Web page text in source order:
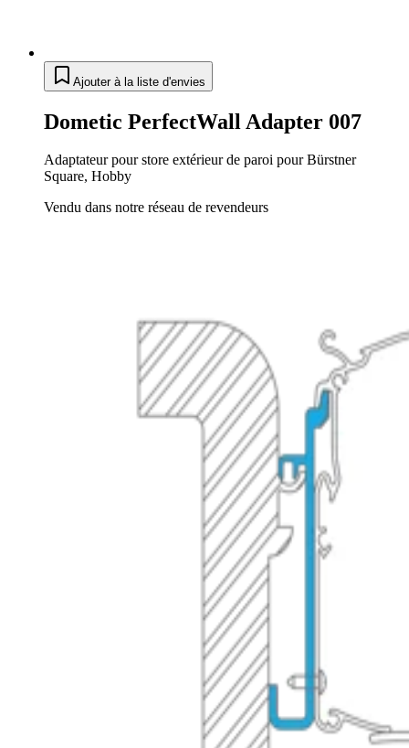
Ajouter à la liste d'envies
Dometic PerfectWall Adapter 007
Adaptateur pour store extérieur de paroi pour Bürstner
Square, Hobby
Vendu dans notre réseau de revendeurs